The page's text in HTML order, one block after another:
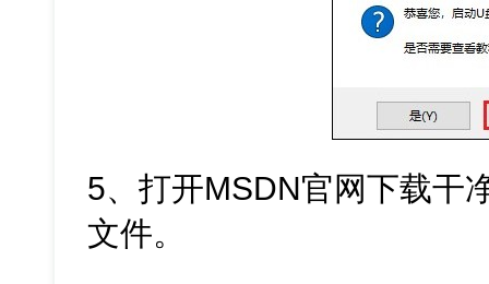
5、打开MSDN官网下载干
文件。